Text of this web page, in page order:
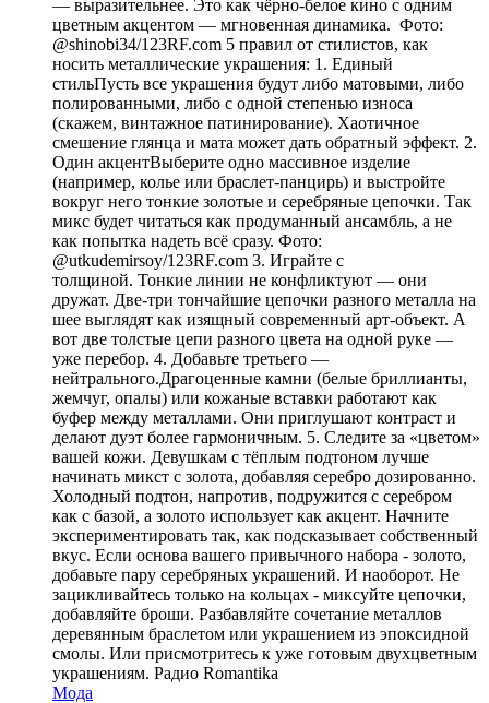
— выразительнее. Это как чёрно-белое кино с одним
цветным акцентом — мгновенная динамика. Фото:
@shinobi34/123RF.com 5 правил от стилистов, как
носить металлические украшения: 1. Единый
стильПусть все украшения будут либо матовыми, либо
полированными, либо с одной степенью износа
(скажем, винтажное патинирование). Хаотичное
смешение глянца и мата может дать обратный эффект. 2.
Один акцентВыберите одно массивное изделие
(например, колье или браслет-панцирь) и выстройте
вокруг него тонкие золотые и серебряные цепочки. Так
микс будет читаться как продуманный ансамбль, а не
как попытка надеть всё сразу. Фото:
@utkudemirsoy/123RF.com 3. Играйте с
толщиной. Тонкие линии не конфликтуют — они
дружат. Две-три тончайшие цепочки разного металла на
шее выглядят как изящный современный арт-объект. А
вот две толстые цепи разного цвета на одной руке —
уже перебор. 4. Добавьте третьего —
нейтрального.Драгоценные камни (белые бриллианты,
жемчуг, опалы) или кожаные вставки работают как
буфер между металлами. Они приглушают контраст и
делают дуэт более гармоничным. 5. Следите за «цветом»
вашей кожи. Девушкам с тёплым подтоном лучше
начинать микст с золота, добавляя серебро дозированно.
Холодный подтон, напротив, подружится с серебром
как с базой, а золото использует как акцент. Начните
экспериментировать так, как подсказывает собственный
вкус. Если основа вашего привычного набора - золото,
добавьте пару серебряных украшений. И наоборот. Не
зацикливайтесь только на кольцах - миксуйте цепочки,
добавляйте броши. Разбавляйте сочетание металлов
деревянным браслетом или украшением из эпоксидной
смолы. Или присмотритесь к уже готовым двухцветным
украшениям. Радио Romantika
Мода